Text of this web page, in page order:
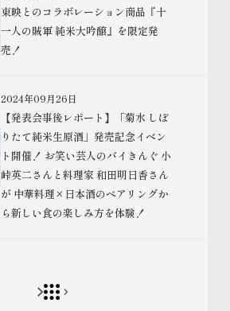
東映とのコラボレーション商品『十
一人の賊軍 純米大吟醸』を限定発
売！
2024年09月26日
【発表会事後レポート】「菊水 しぼ
りたて純米生原酒」発売記念イベン
ト開催！ お笑い芸人のバイきんぐ 小
峠英二さんと料理家 和田明日香さん
が 中華料理×日本酒のペアリングか
ら新しい食の楽しみ方を体験！